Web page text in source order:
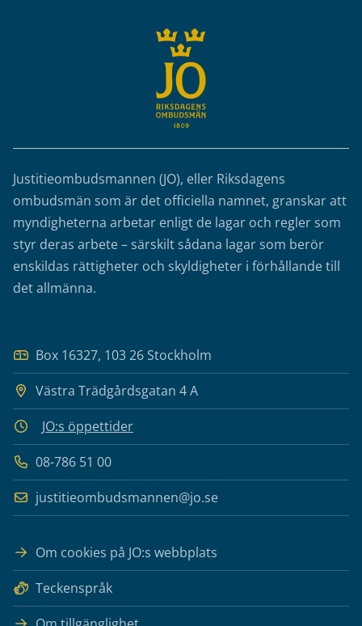
Justitieombudsmannen (JO), eller Riksdagens
ombudsmän som är det officiella namnet, granskar att
myndigheterna arbetar enligt de lagar och regler som
styr deras arbete – särskilt sådana lagar som berör
enskildas rättigheter och skyldigheter i förhållande till
det allmänna.
Box 16327, 103 26 Stockholm
Västra Trädgårdsgatan 4 A
JO:s öppettider
08-786 51 00
justitieombudsmannen@jo.se
Om cookies på JO:s webbplats
Teckenspråk